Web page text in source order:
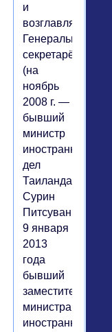
и
возглавляется
Генеральным
секретарём
(на
ноябрь
2008 г. —
бывший
министр
иностранных
дел
Таиланда
Сурин
Питсуван,
9 января
2013
года
бывший
заместитель
министра
иностранных